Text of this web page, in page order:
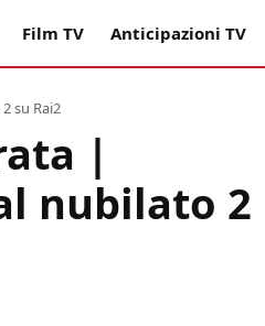
Film TV Anticipazioni TV
su Rai2
|
nubilato 2